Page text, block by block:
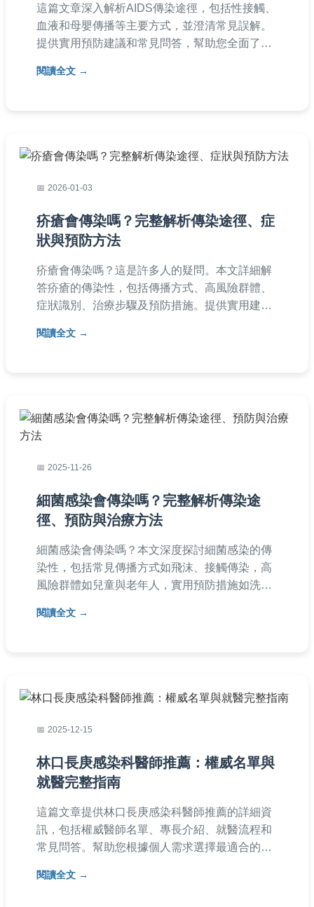
這篇文章深入解析AIDS傳染途徑，包括性接觸、
血液和母嬰傳播等主要方式，並澄清常見誤解。
提供實用預防建議和常見問答，幫助您全面了解
事實，語言淺顯易懂，適合一般讀者閱讀。
閱讀全文
2026-01-03
疥瘡會傳染嗎？完整解析傳染途徑、症
狀與預防方法
疥瘡會傳染嗎？這是許多人的疑問。本文詳細解
答疥瘡的傳染性，包括傳播方式、高風險群體、
症狀識別、治療步驟及預防措施。提供實用建
期、復發預防等，讓您全面了解疥瘡。
閱讀全文
2025-11-26
細菌感染會傳染嗎？完整解析傳染途
徑、預防與治療方法
細菌感染會傳染嗎？本文深度探討細菌感染的傳
染性，包括常見傳播方式如飛沫、接觸傳染，高
風險群體如兒童與老年人，實用預防措施如洗手
答解決所有疑問，幫助您有效保護健康。
閱讀全文
2025-12-15
林口長庚感染科醫師推薦：權威名單與
就醫完整指南
這篇文章提供林口長庚感染科醫師推薦的詳細資
訊，包括權威醫師名單、專長介紹、就醫流程和
常見問答。幫助您根據個人需求選擇最適合的感
容，解決就醫前的所有疑問。
閱讀全文